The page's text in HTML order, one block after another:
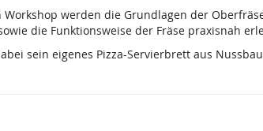
Workshop werden die Grundlagen der
die Funktionsweise der Fräse praxisnah
sein eigenes Pizza-Servierbrett aus